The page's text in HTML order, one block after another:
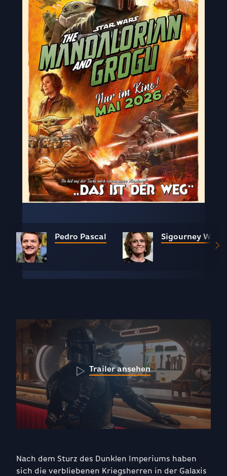
Pedro Pascal Sigourney
Trailer ansehen
Nach dem Sturz des Dunklen Imperiums haben
sich die verbliebenen Kriegsherren in der Galaxis